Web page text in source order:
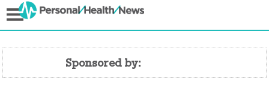
Sponsored by: